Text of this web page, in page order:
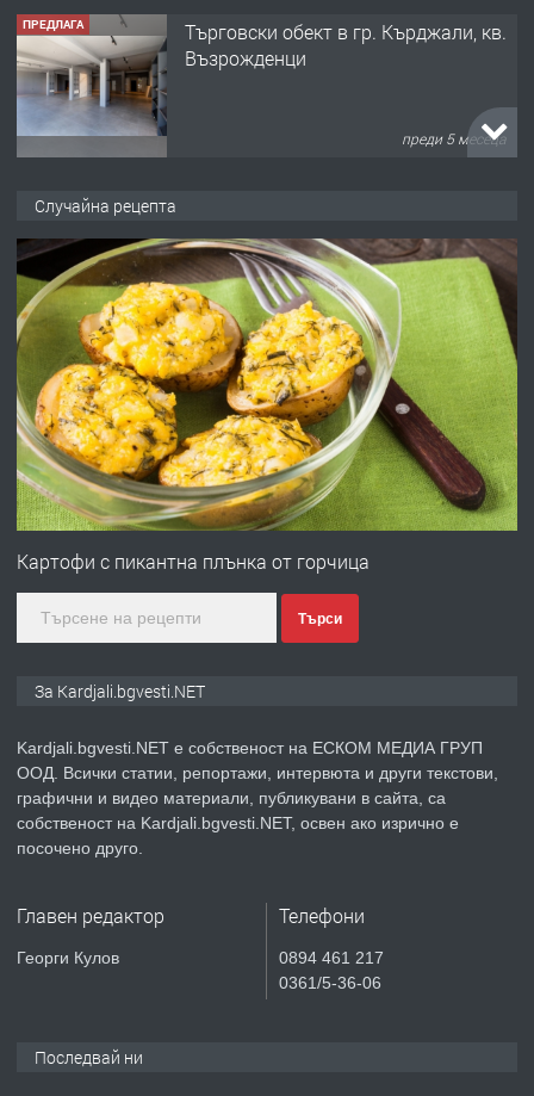
ПРЕДЛАГА
Tърговски обект в гр. Кърджали, кв.
Възрожденци
преди 5 месеца
преди 6 месеца
ПРЕДЛАГА
Заведение /ресторант, бистро/ в с.
Чакаларово, община Кирково
преди 7 месеца
ПРЕДЛАГА
Гараж под наем в супер център
на язовир Студен кладенец 331м2 |
преди 1 година
ПРЕДЛАГА
Курс
Случайна рецепта
Картофи с пикантна плънка от горчица
Търси
За Kardjali.bgvesti.NET
Kardjali.bgvesti.NET е собственост на ЕСКОМ МЕДИА ГРУП
ООД. Всички статии, репортажи, интервюта и други текстови,
графични и видео материали, публикувани в сайта, са
собственост на Kardjali.bgvesti.NET, освен ако изрично е
посочено друго.
Главен редактор
Георги Кулов
Телефони
0894 461 217
0361/5-36-06
Последвай ни